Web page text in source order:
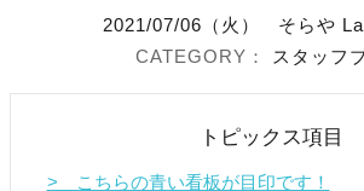
社長インタビュー
2021/07/06（火）
そらや
スタッフ
トピックス項目
> こちらの青い看板が目印です！